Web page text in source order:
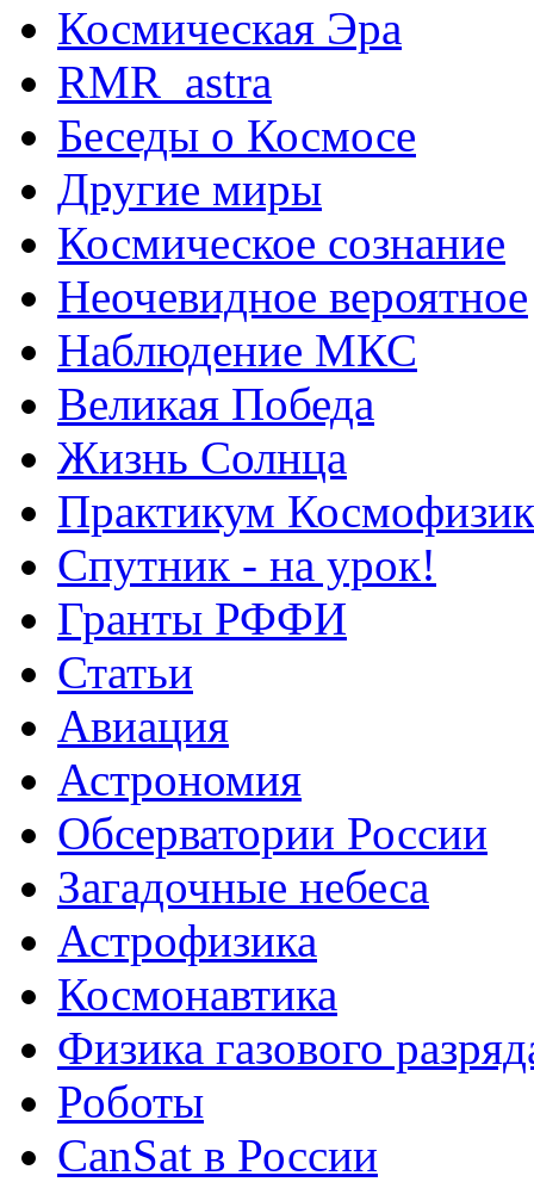
Космическая Эра
RMR_astra
Беседы о Космосе
Другие миры
Космическое сознание
Неочевидное вероятное
Наблюдение МКС
Великая Победа
Жизнь Солнца
Практикум
Спутник - на урок!
Гранты РФФИ
Статьи
Авиация
Астрономия
Обсерватории России
Загадочные небеса
Астрофизика
Космонавтика
Физика газового
Роботы
CanSat в России